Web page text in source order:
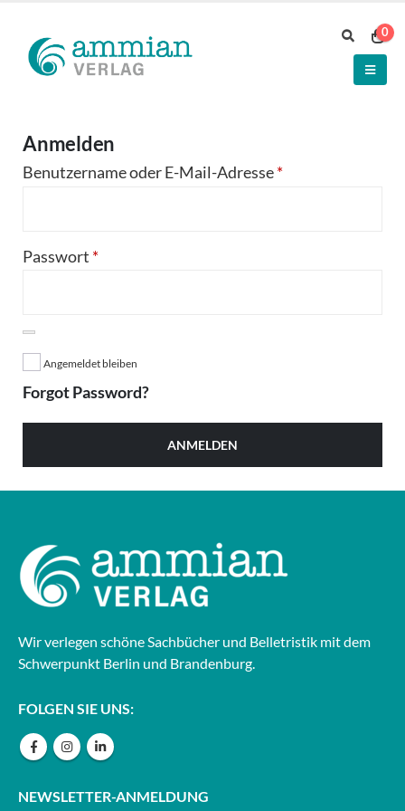
0
Anmelden
Benutzername oder E-Mail-Adresse*
Passwort *
Angemeldet bleiben
Forgot Password?
ANMELDEN
Wir verlegen schöne Sachbücher und Belletristik mit dem
Schwerpunkt Berlin und Brandenburg.
FOLGEN SIE UNS:
NEWSLETTER-ANMELDUNG